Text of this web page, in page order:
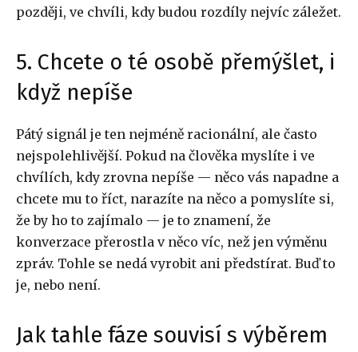
později, ve chvíli, kdy budou rozdíly nejvíc záležet.
5. Chcete o té osobě přemýšlet, i
když nepíše
Pátý signál je ten nejméně racionální, ale často
nejspolehlivější. Pokud na člověka myslíte i ve
chvílích, kdy zrovna nepíše — něco vás napadne a
chcete mu to říct, narazíte na něco a pomyslíte si,
že by ho to zajímalo — je to znamení, že
konverzace přerostla v něco víc, než jen výměnu
zpráv. Tohle se nedá vyrobit ani předstírat. Buď to
je, nebo není.
Jak tahle fáze souvisí s výběrem